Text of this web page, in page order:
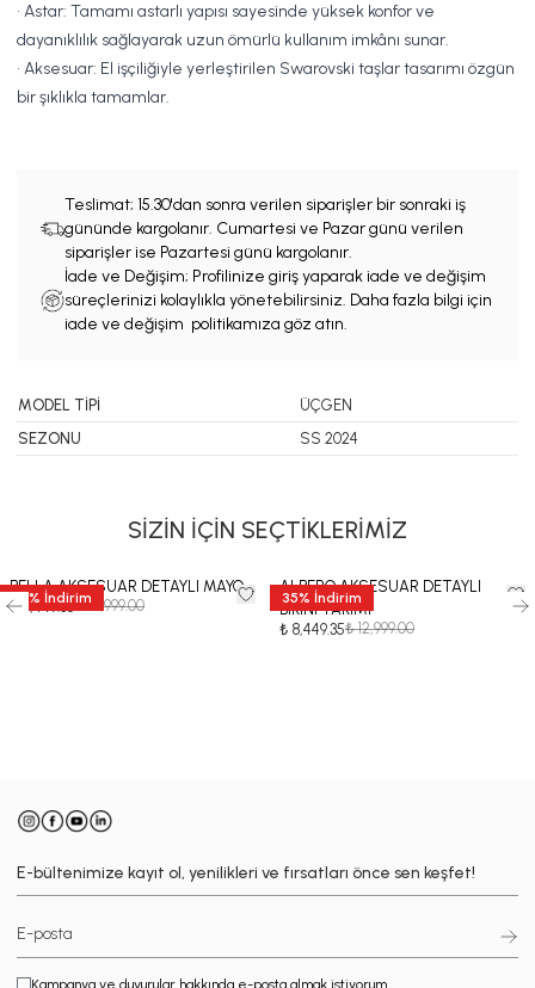
• Astar: Tamamı astarlı yapısı sayesinde yüksek konfor ve
dayanıklılık sağlayarak uzun ömürlü kullanım imkânı sunar.
• Aksesuar: El işçiliğiyle yerleştirilen Swarovski taşlar tasarımı özgün
bir şıklıkla tamamlar.
Teslimat; 15.30'dan sonra verilen siparişler bir sonraki iş
gününde kargolanır. Cumartesi ve Pazar günü verilen
siparişler ise Pazartesi günü kargolanır.
İade ve Değişim; Profilinize giriş yaparak iade ve değişim
süreçlerinizi kolaylıkla yönetebilirsiniz. Daha fazla bilgi için
iade ve değişim politikamıza göz atın.
MODEL TİPİ
ÜÇGEN
SEZONU
SS 2024
SİZİN İÇİN SEÇTİKLERİMİZ
35 % İndirim
BELLA AKSESUAR DETAYLI MAYO
₺ 8,449.35 ₺ 12,999.00 35% İndirim
ALBERO AKSESUAR DETAYLI
BİKİNİ TAKIMI
₺ 8,449.35₺ 12,999.00
E-bültenimize kayıt ol, yenilikleri ve fırsatları önce sen keşfet!
Kampanya ve duyurular hakkında e-posta almak istiyorum.